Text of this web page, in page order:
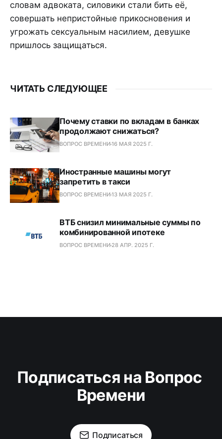
словам адвоката, силовики стали бить её,
совершать непристойные прикосновения и
угрожать сексуальным насилием, девушке
пришлось защищаться.
ЧИТАТЬ СЛЕДУЮЩЕЕ
Почему ставки по вкладам в банках
продолжают снижаться?
ВОПРОС ВРЕМЕНИ16 МАЯ 2025 Г.
Иностранные машины могут
запретить в такси
ВОПРОС ВРЕМЕНИ13 МАЯ 2025 Г.
ВТБ снизил минимальные суммы по
комбинированной ипотеке
ВОПРОС ВРЕМЕНИ 28 АПР. 2025 Г.
Подписаться на Вопрос
Времени
Подписаться